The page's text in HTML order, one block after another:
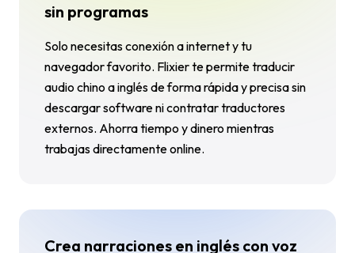
sin programas
Solo necesitas conexión a internet y tu
navegador favorito. Flixier te permite traducir
audio chino a inglés de forma rápida y precisa sin
descargar software ni contratar traductores
externos. Ahorra tiempo y dinero mientras
trabajas directamente online.
Crea narraciones en inglés con voz